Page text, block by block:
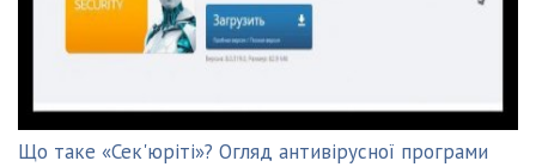
Що таке «Сек'юріті»? Огляд антивірусної програми